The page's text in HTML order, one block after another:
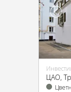
ЦАО,